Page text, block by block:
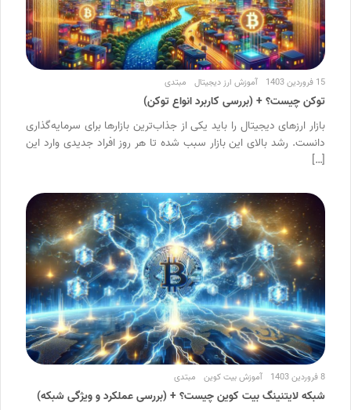
15 فروردین 1403 آموزش ارز دیجیتال مبتدی
توکن چیست؟ + (بررسی کاربرد انواع توکن)
بازار ارزهای دیجیتال را باید یکی از جذاب‌ترین بازارها برای سرمایه‌گذاری
دانست. رشد بالای این بازار سبب شده تا هر روز افراد جدیدی وارد این
[…]
8 فروردین 1403 آموزش بیت کوین مبتدی
شبکه لایتنینگ بیت کوین چیست؟ + (بررسی عملکرد و ویژگی شبکه)